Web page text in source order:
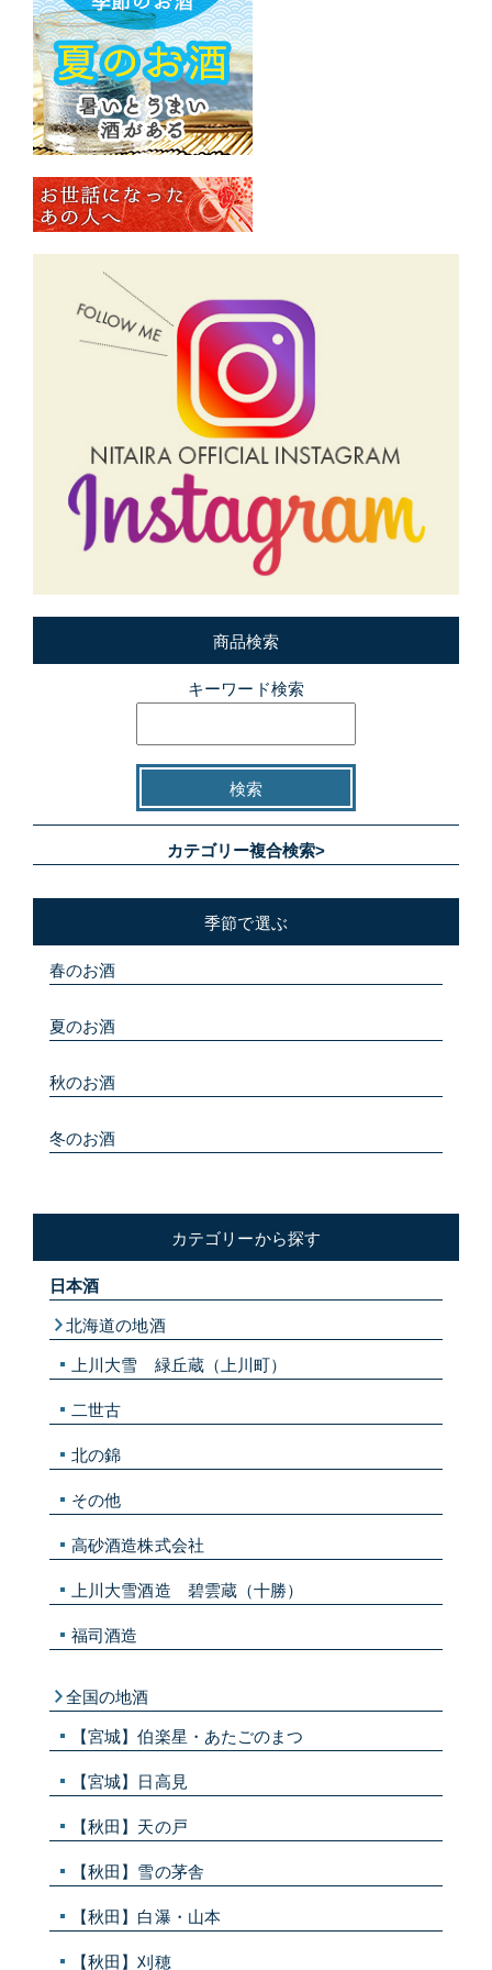
商品検索
キーワード検索
カテゴリー複合検索>
季節で選ぶ
春のお酒
夏のお酒
秋のお酒
冬のお酒
カテゴリーから探す
日本酒
北海道の地酒
上川大雪 緑丘蔵（上川町）
二世古
北の錦
その他
高砂酒造株式会社
上川大雪酒造 碧雲蔵（十勝）
福司酒造
全国の地酒
【宮城】伯楽星・あたごのまつ
【宮城】日高見
【秋田】天の戸
【秋田】雪の茅舎
【秋田】白瀑・山本
【秋田】刈穂